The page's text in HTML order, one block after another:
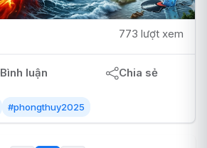
773 lượt xem
Bình luận Chia sẻ
#phongthuy2025